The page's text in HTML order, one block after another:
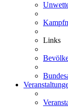
Links